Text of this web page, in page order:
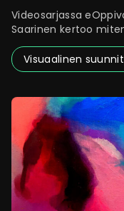
Videosarjassa
Saarinen kertoo
Visuaalinen